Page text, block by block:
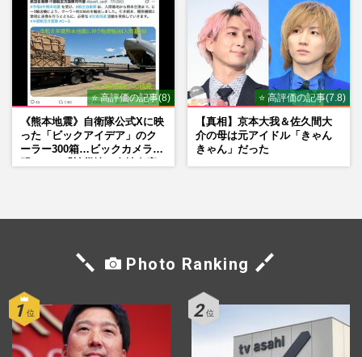
判殺到の理由
⭐ 高評価の記事(8)
《熊本地震》自衛隊公式Xに映
った「ビックアイデア」のク
ーラー300箱…ビックカメラが
⭐ 高評価の記事(7.8)
【真相】京本大我＆佐久間大
介の母は元アイドル「きゃん
きゃん」だった
Photo Ranking